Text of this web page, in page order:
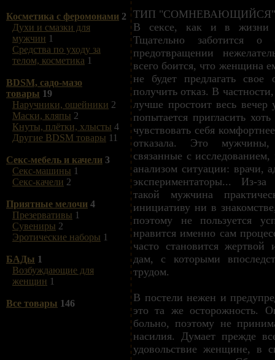
Косметика с феромонами 2
Духи и смазки для
мужчин 1
Средства по уходу за
телом, косметика 1
BDSM, садо-мазо
товары 19
Наручники, ошейники 2
Маски, кляпы 2
Кнуты, плётки, хлысты 4
Другие BDSM товары 11
Секс-мебель и качели 3
Секс-машины 1
Секс-качели 2
Приятные мелочи 4
Презервативы 1
Сувениры 2
Эротические наборы 1
БАДы 1
Возбуждающие для
женщин 1
Все товары 146
ТИП "СОМНЕВАЮЩИЙСЯ"
В сексе, как и в жизни
Тщательно заботится
предотвращении
всего боится, что женщина
не будет предлагать
получить отказ. В
лучше простоит весь вечер
попытается пригласить
чувствовать себя
отказала. Это
связанные с
анализом ситуации: врачи,
экспериментаторы... Из-
такой мужчина
инициативу ни в
поэтому не пользуется
нравится именно сам
часто становится
дам, с которыми
трудом.
В постели нежен и
это та же осторожность.
больно, поэтому не
насилия. Думает прежде
удовольствие женщине, в